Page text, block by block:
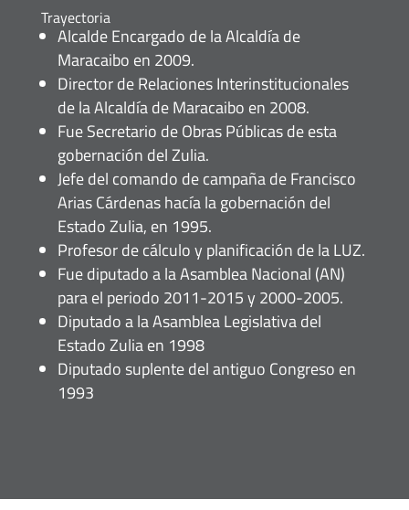
Trayectoria
Alcalde Encargado de la Alcaldía de
Maracaibo en 2009.
Director de Relaciones Interinstitucionales
de la Alcaldía de Maracaibo en 2008.
Fue Secretario de Obras Públicas de esta
gobernación del Zulia.
Jefe del comando de campaña de Francisco
Arias Cárdenas hacía la gobernación del
Estado Zulia, en 1995.
Profesor de cálculo y planificación de la LUZ.
Fue diputado a la Asamblea Nacional (AN)
para el periodo 2011-2015 y 2000-2005.
Diputado a la Asamblea Legislativa del
Estado Zulia en 1998
Diputado suplente del antiguo Congreso en
1993